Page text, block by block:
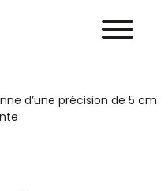
d’une précision de 5 cm